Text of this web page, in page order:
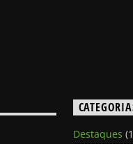
Destaques